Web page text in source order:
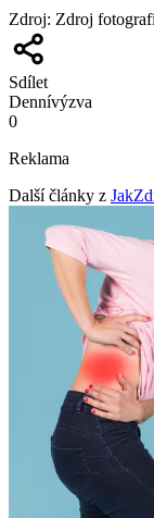
Zdroj: Zdroj
Sdílet
Dennívýzva
0
Reklama
Další články z